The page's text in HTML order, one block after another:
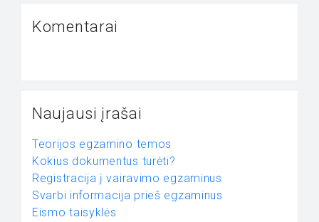
Komentarai
Naujausi įrašai
Teorijos egzamino temos
Kokius dokumentus turėti?
Registracija į vairavimo egzaminus
Svarbi informacija prieš egzaminus
Eismo taisyklės